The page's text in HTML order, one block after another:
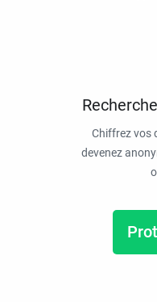
Chiffrez vos
devenez